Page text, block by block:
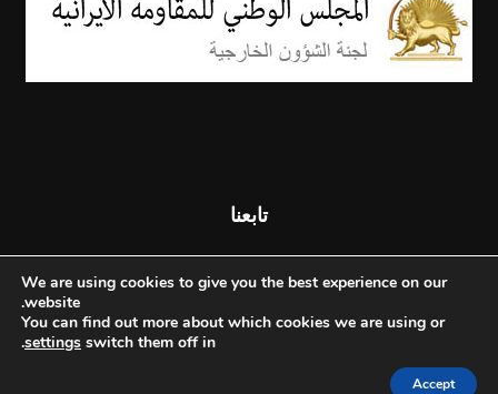
تابعنا
We are using cookies to give you the best experience on our
website.
You can find out more about which cookies we are using or
switch them off in
settings
.
Accept